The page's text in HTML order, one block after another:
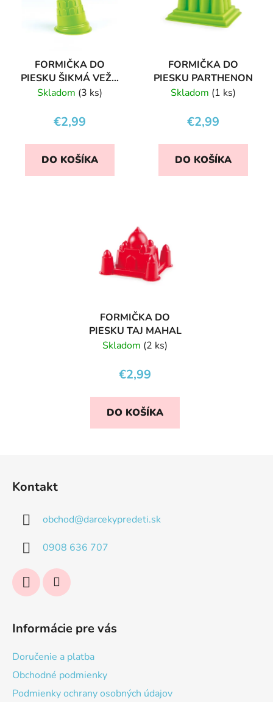
FORMIČKA DO
PIESKU ŠIKMÁ VEŽA
V PISE
Skladom (3 ks)
€2,99
DO KOŠÍKA
FORMIČKA DO
PIESKU PARTHENON
Skladom (1 ks)
€2,99
DO KOŠÍKA
FORMIČKA DO
PIESKU TAJ MAHAL
Skladom (2 ks)
€2,99
DO KOŠÍKA
Kontakt
obchod@darcekypredeti.sk
0908 636 707
Informácie pre vás
Doručenie a platba
Obchodné podmienky
Podmienky ochrany osobných údajov